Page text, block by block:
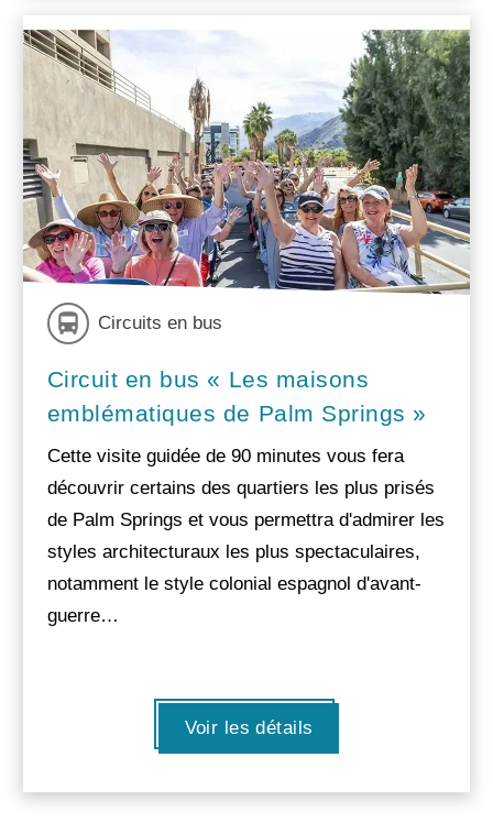
Circuits en bus
Circuit en bus « Les maisons
emblématiques de Palm Springs »
Cette visite guidée de 90 minutes vous fera
découvrir certains des quartiers les plus prisés
de Palm Springs et vous permettra d'admirer les
styles architecturaux les plus spectaculaires,
notamment le style colonial espagnol d'avant-
guerre…
Voir les détails